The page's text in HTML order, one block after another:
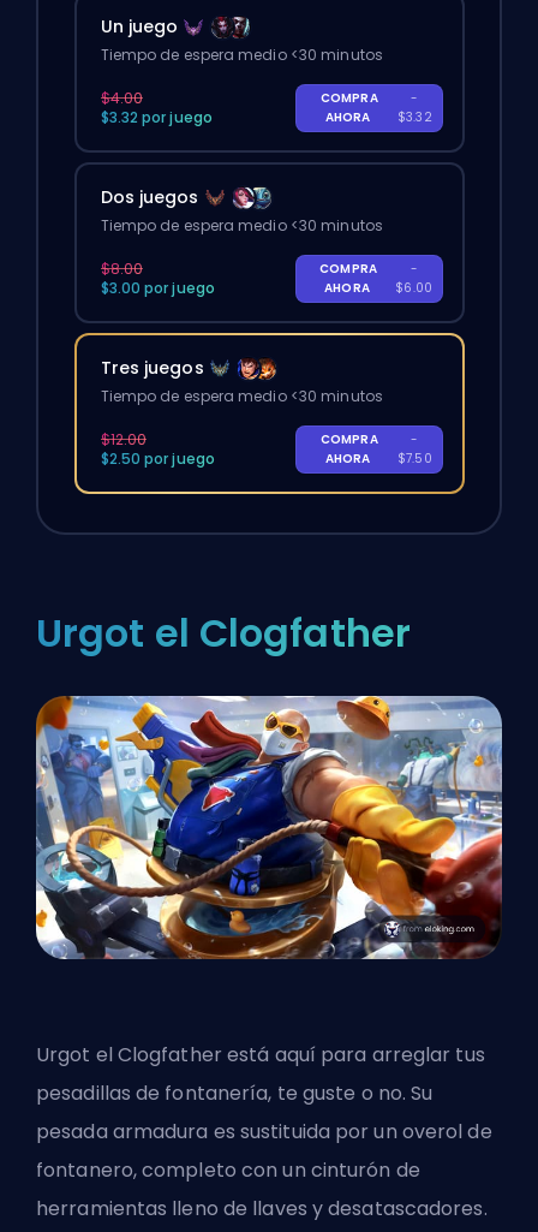
Un juego
Tiempo de espera medio <30 minutos
$4.00
$3.32 por juego
COMPRA
AHORA
-
$3.32
Dos juegos
Tiempo de espera medio <30 minutos
$8.00
$3.00 por juego
COMPRA
AHORA
-
$6.00
Tres juegos
Tiempo de espera medio <30 minutos
$12.00
$2.50 por juego
COMPRA
AHORA
-
$7.50
Urgot el Clogfather
Urgot el Clogfather está aquí para arreglar tus
pesadillas de fontanería, te guste o no. Su
pesada armadura es sustituida por un overol de
fontanero, completo con un cinturón de
herramientas lleno de llaves y desatascadores.